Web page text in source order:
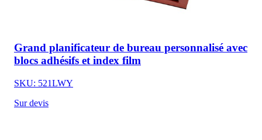
Grand planificateur de bureau personnalisé avec
blocs adhésifs et index film
SKU: 521LWY
Sur devis